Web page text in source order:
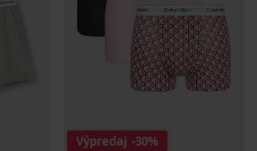
Výpredaj -30%